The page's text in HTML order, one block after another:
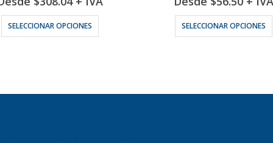
SELECCIONAR OPCIONES
Este producto tiene múltiples variantes. Las opciones se pueden elegir en la página de producto
SELECCIONAR OPCIONES